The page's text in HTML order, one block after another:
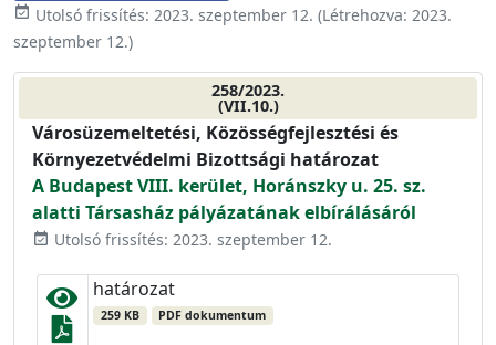
event_available Utolsó frissítés: 2023. szeptember 12. (Létrehozva: 2023.
szeptember 12.)
258/2023.
(VII.10.)
Városüzemeltetési, Közösségfejlesztési és
Környezetvédelmi Bizottsági határozat
A Budapest VIII. kerület, Horánszky u. 25. sz.
alatti Társasház pályázatának elbírálásáról
event_available Utolsó frissítés: 2023. szeptember 12.
határozat
259 KB PDF dokumentum